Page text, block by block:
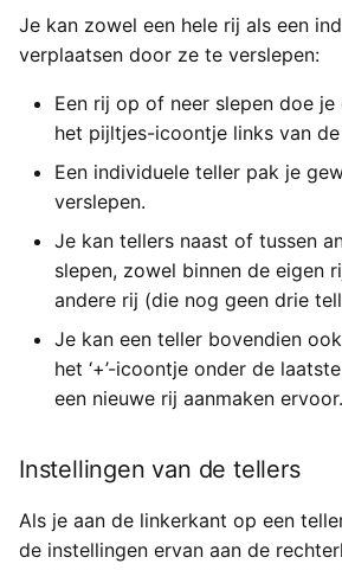
Je kan zowel een hele rij als een
verplaatsen door ze te verslepen:
Een rij op of neer slepen doe
het pijltjes-icoontje links van
Een individuele teller pak je
verslepen.
Je kan tellers naast of tussen
slepen, zowel binnen de eigen
andere rij (die nog geen drie
Je kan een teller bovendien
het ‘+’-icoontje onder de
een nieuwe rij aanmaken ervoor.
Instellingen van de tellers
Als je aan de linkerkant op een
de instellingen ervan aan de